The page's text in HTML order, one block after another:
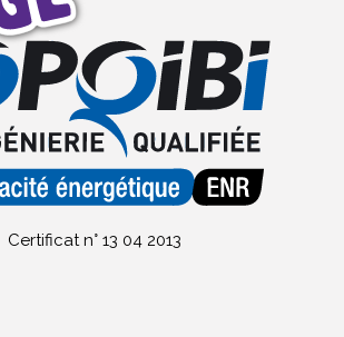
Certificat n° 13 04 2013